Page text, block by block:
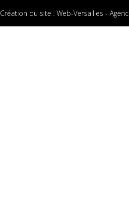
Création du site : Web-Versailles -